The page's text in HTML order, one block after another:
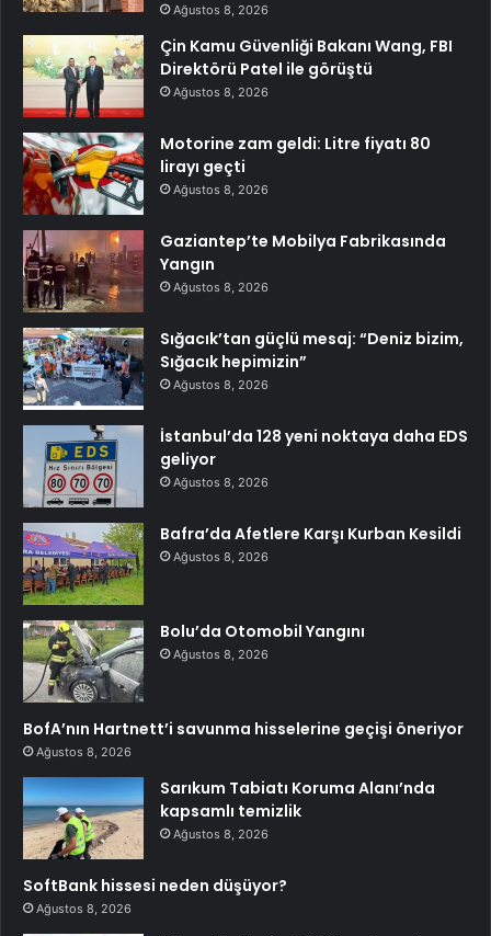
Ağustos 8, 2026
Çin Kamu Güvenliği Bakanı Wang, FBI
Direktörü Patel ile görüştü
Ağustos 8, 2026
Motorine zam geldi: Litre fiyatı 80
lirayı geçti
Ağustos 8, 2026
Gaziantep’te Mobilya Fabrikasında
Yangın
Ağustos 8, 2026
Sığacık’tan güçlü mesaj: “Deniz bizim,
Sığacık hepimizin”
Ağustos 8, 2026
İstanbul’da 128 yeni noktaya daha EDS
geliyor
Ağustos 8, 2026
Bafra’da Afetlere Karşı Kurban Kesildi
Ağustos 8, 2026
Bolu’da Otomobil Yangını
Ağustos 8, 2026
BofA’nın Hartnett’i savunma hisselerine geçişi öneriyor
Ağustos 8, 2026
Sarıkum Tabiatı Koruma Alanı’nda
kapsamlı temizlik
Ağustos 8, 2026
SoftBank hissesi neden düşüyor?
Ağustos 8, 2026